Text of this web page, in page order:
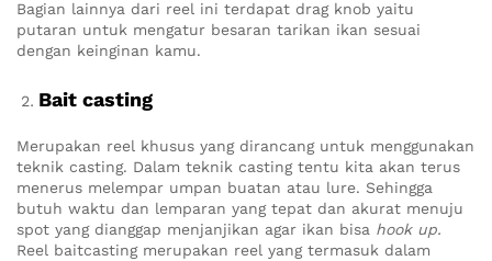
Bagian lainnya dari reel ini terdapat drag knob yaitu
putaran untuk mengatur besaran tarikan ikan sesuai
dengan keinginan kamu.
Bait casting
Merupakan reel khusus yang dirancang untuk menggunakan
teknik casting. Dalam teknik casting tentu kita akan terus
menerus melempar umpan buatan atau lure. Sehingga
butuh waktu dan lemparan yang tepat dan akurat menuju
spot yang dianggap menjanjikan agar ikan bisa hook up.
Reel baitcasting merupakan reel yang termasuk dalam